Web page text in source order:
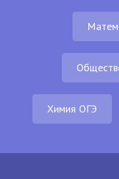
Химия ОГЭ